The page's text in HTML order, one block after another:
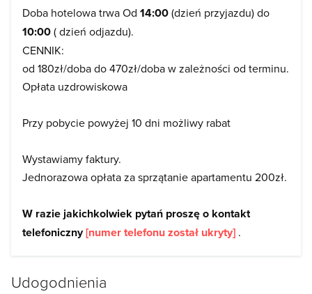
Doba hotelowa trwa Od 14:00(dzień przyjazdu) do
10:00( dzień odjazdu).
CENNIK:
od 180zł/doba do 470zł/doba w zależności od terminu.
Opłata uzdrowiskowa
Przy pobycie powyżej 10 dni możliwy rabat
Wystawiamy faktury.
Jednorazowa opłata za sprzątanie apartamentu 200zł.
W razie jakichkolwiek pytań proszę o kontakt
telefoniczny[numer telefonu został ukryty] .
Udogodnienia